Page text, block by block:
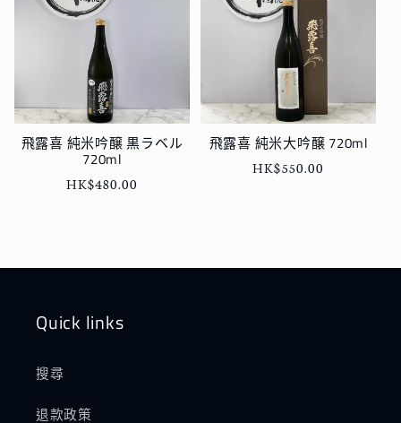
飛露喜 純米吟醸 黒ラベル
720ml
定
HK$480.00
飛露喜 純米大吟醸 720ml
定
HK$550.00
Quick links
搜尋
退款政策